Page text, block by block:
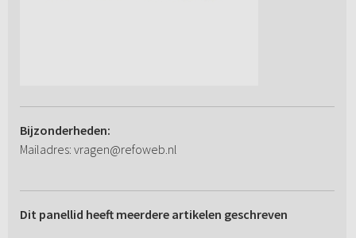
Bijzonderheden:
Mailadres: vragen@refoweb.nl
Dit panellid heeft meerdere artikelen geschreven